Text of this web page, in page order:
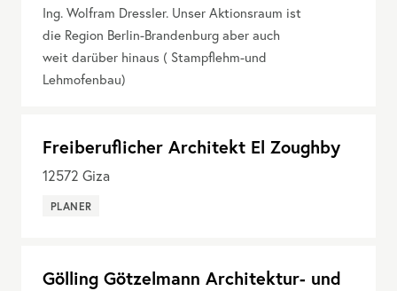
Ing. Wolfram Dressler. Unser Aktionsraum ist
die Region Berlin-Brandenburg aber auch
weit darüber hinaus ( Stampflehm-und
Lehmofenbau)
Freiberuflicher Architekt El Zoughby
12572 Giza
PLANER
Gölling Götzelmann Architektur- und